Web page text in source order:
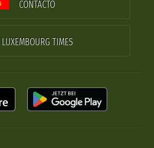
CONTACTO
LUXEMBOURG TIMES